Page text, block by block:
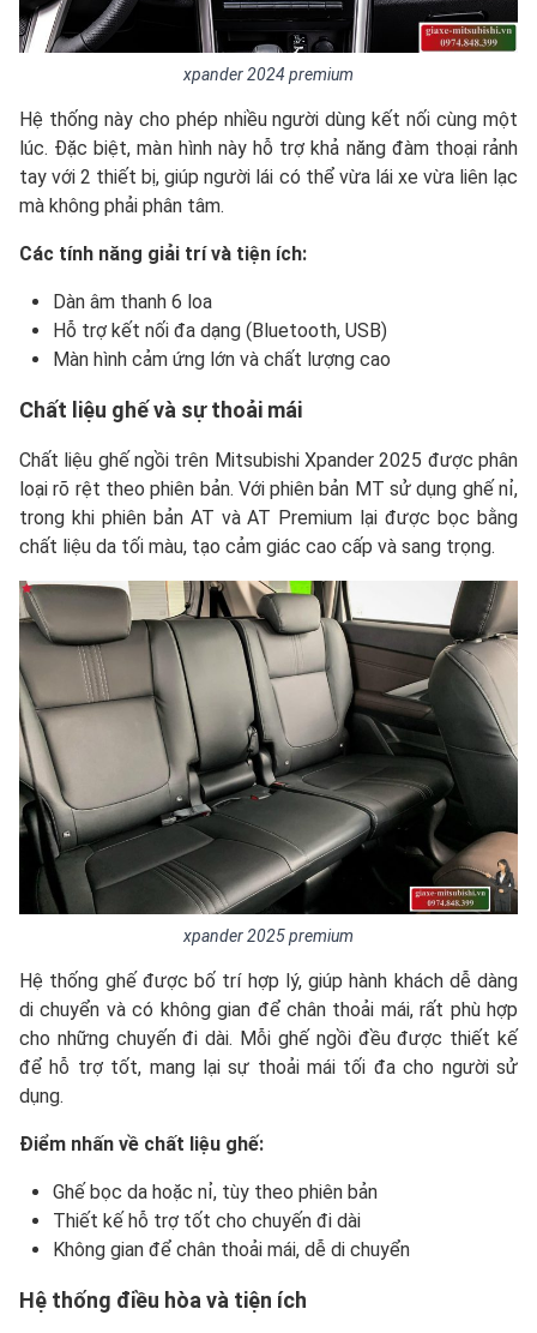
xpander 2024 premium
Hệ thống này cho phép nhiều người dùng kết nối cùng một
lúc. Đặc biệt, màn hình này hỗ trợ khả năng đàm thoại rảnh
tay với 2 thiết bị, giúp người lái có thể vừa lái xe vừa liên lạc
mà không phải phân tâm.
Các tính năng giải trí và tiện ích:
Dàn âm thanh 6 loa
Hỗ trợ kết nối đa dạng (Bluetooth, USB)
Màn hình cảm ứng lớn và chất lượng cao
Chất liệu ghế và sự thoải mái
Chất liệu ghế ngồi trên Mitsubishi Xpander 2025 được phân
loại rõ rệt theo phiên bản. Với phiên bản MT sử dụng ghế nỉ,
trong khi phiên bản AT và AT Premium lại được bọc bằng
chất liệu da tối màu, tạo cảm giác cao cấp và sang trọng.
xpander 2025 premium
Hệ thống ghế được bố trí hợp lý, giúp hành khách dễ dàng
di chuyển và có không gian để chân thoải mái, rất phù hợp
cho những chuyến đi dài. Mỗi ghế ngồi đều được thiết kế
để hỗ trợ tốt, mang lại sự thoải mái tối đa cho người sử
dụng.
Điểm nhấn về chất liệu ghế:
Ghế bọc da hoặc nỉ, tùy theo phiên bản
Thiết kế hỗ trợ tốt cho chuyến đi dài
Không gian để chân thoải mái, dễ di chuyển
Hệ thống điều hòa và tiện ích